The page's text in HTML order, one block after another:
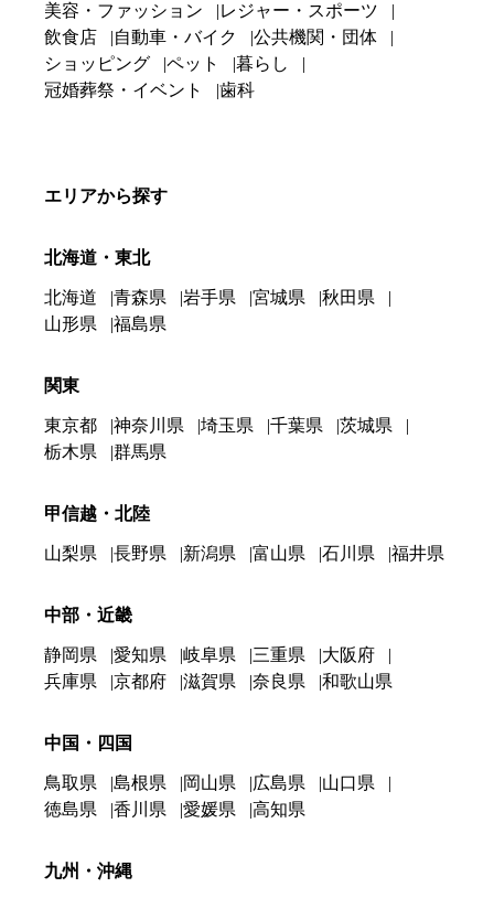
美容・ファッション
レジャー・スポーツ
飲食店
自動車・バイク
公共機関・団体
ショッピング
ペット
暮らし
冠婚葬祭・イベント
歯科
エリアから探す
北海道・東北
北海道 青森県 岩手県 宮城県
秋田県
山形県
福島県
関東
東京都 神奈川県 埼玉県 千葉県
茨城県
栃木県
群馬県
甲信越・北陸
山梨県 長野県 新潟県 富山県 石川県 福井県
中部・近畿
静岡県 愛知県 岐阜県 三重県
大阪府
兵庫県
京都府 滋賀県 奈良県 和歌山県
中国・四国
鳥取県 島根県 岡山県 広島県
山口県
徳島県
香川県 愛媛県 高知県
九州・沖縄